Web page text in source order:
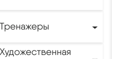
Тренажеры
Художественная